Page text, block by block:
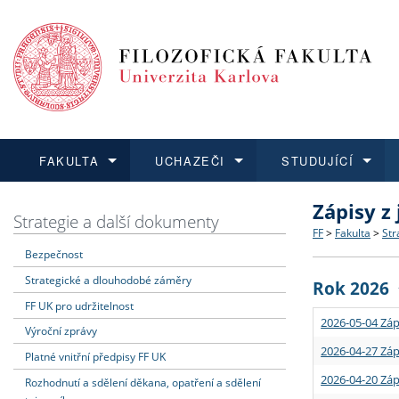
FAKULTA
Dozvědět se více
Struktura
Strategie
Podpora
UCHAZEČI
Podat přihlášku
Co
Učitelské
STUDUJÍCÍ
Dozvědět se více
Rigorózní
Dozvědět se více
O vědě a
Granty a
Dozvědět se více
Aktuální
Strategie a další dokumenty
Bezpečnost
Strategické a dlouhodobé záměry
FF UK pro udržitelnost
Výroční zprávy
Platné vnitřní předpisy FF UK
Rozhodnutí a sdělení děkana, opatření a sdělení
Zápisy
FF > Fakulta >
Rok 2026
2026-05-04
2026-04-27
2026-04-20